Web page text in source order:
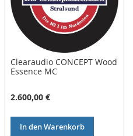
Clearaudio CONCEPT Wood
Essence MC
2.600,00 €
In den Warenkorb